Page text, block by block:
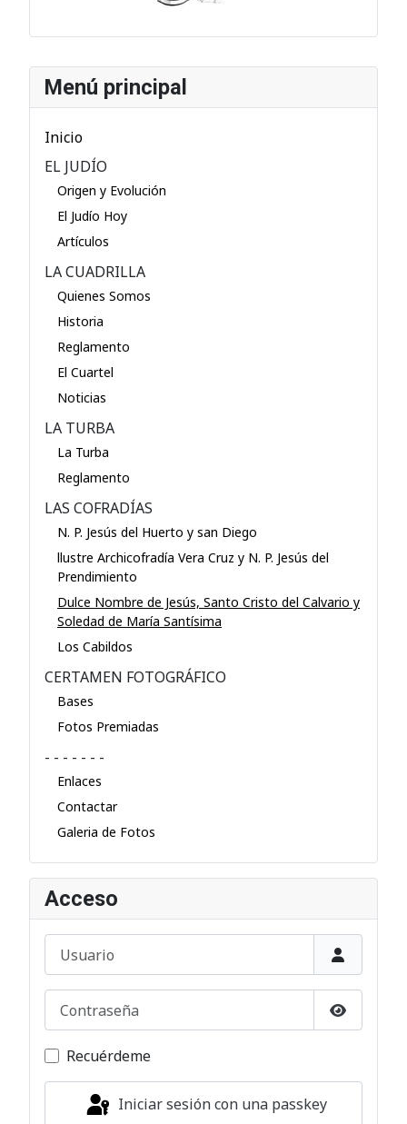
Menú principal
Inicio
EL JUDÍO
Origen y Evolución
El Judío Hoy
Artículos
LA CUADRILLA
Quienes Somos
Historia
Reglamento
El Cuartel
Noticias
LA TURBA
La Turba
Reglamento
LAS COFRADÍAS
N. P. Jesús del Huerto y san Diego
llustre Archicofradía Vera Cruz y N. P. Jesús del
Prendimiento
Dulce Nombre de Jesús, Santo Cristo del Calvario y
Soledad de María Santísima
Los Cabildos
CERTAMEN FOTOGRÁFICO
Bases
Fotos Premiadas
- - - - - - -
Enlaces
Contactar
Galeria de Fotos
Acceso
Mostrar
Recuérdeme
Iniciar sesión con una passkey